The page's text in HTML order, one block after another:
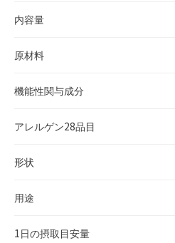
テキンとして）には、肥満気味の
MIを低下させる機能、エピガロカテ
た有胞子性乳酸菌（W.coagulans
ています。
を表示するものとして、消費者庁
受けたものではありません。
ただけます。届出番号欄に「H1257
内容量
原材料
麹抽出濃縮物（難消化性デキストリ
酵馬プラセンタエキス末、ザクロ
菌末（殺菌）、コエンザイムQ10、
酸化ケイ素、着色料（酸化チタン）
機能性関与成分
エピガロカテキンガレート（EGCG
アレルゲン28品目
ツ・ごま・大豆・バナナ・もも・や
形状
用途
1日の摂取目安量